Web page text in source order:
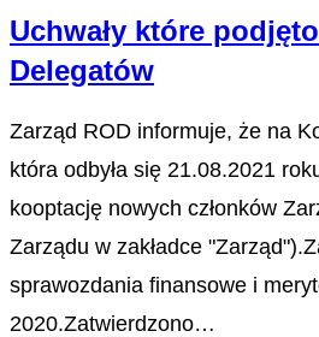
Uchwały które
Delegatów
Zarząd ROD informuje, że na
która odbyła się 21.08.2021
kooptację nowych członków
Zarządu w zakładce
sprawozdania finansowe i
2020.Zatwierdzono…